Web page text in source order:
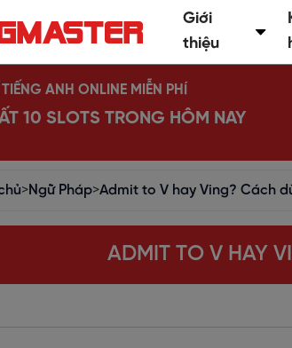
Giới
thiệu
ANH ONLINE MIỄN PHÍ
10 SLOTS TRONG HÔM NAY
>Ngữ Pháp>Admit to V hay Ving? Cách
ADMIT TO V HAY